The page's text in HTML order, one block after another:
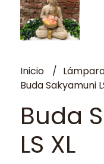
Inicio
Buda Sakyamuni
Buda
LS XL